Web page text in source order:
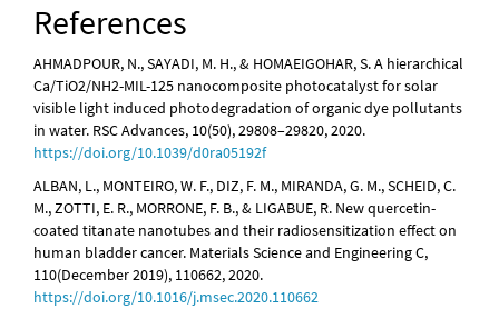
References
AHMADPOUR, N., SAYADI, M. H., & HOMAEIGOHAR, S. A hierarchical
Ca/TiO2/NH2-MIL-125 nanocomposite photocatalyst for solar
visible light induced photodegradation of organic dye pollutants
in water. RSC Advances, 10(50), 29808–29820, 2020.
https://doi.org/10.1039/d0ra05192f
ALBAN, L., MONTEIRO, W. F., DIZ, F. M., MIRANDA, G. M., SCHEID, C.
M., ZOTTI, E. R., MORRONE, F. B., & LIGABUE, R. New quercetin-
coated titanate nanotubes and their radiosensitization effect on
human bladder cancer. Materials Science and Engineering C,
110(December 2019), 110662, 2020.
https://doi.org/10.1016/j.msec.2020.110662